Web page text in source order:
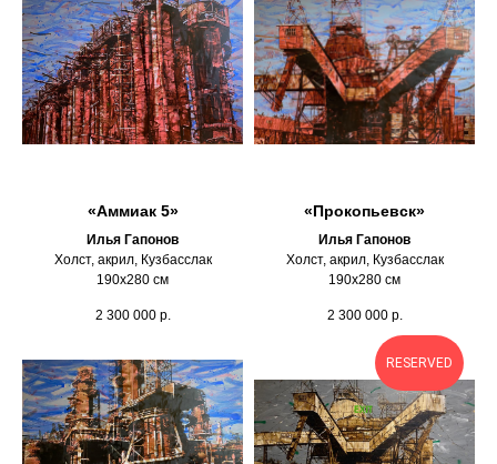
«Аммиак 5»
Илья Гапонов
Холст, акрил, Кузбасслак
190х280 см
2 300 000 р.
«Прокопьевск»
Илья Гапонов
Холст, акрил, Кузбасслак
190х280 см
2 300 000 р.
RESERVED